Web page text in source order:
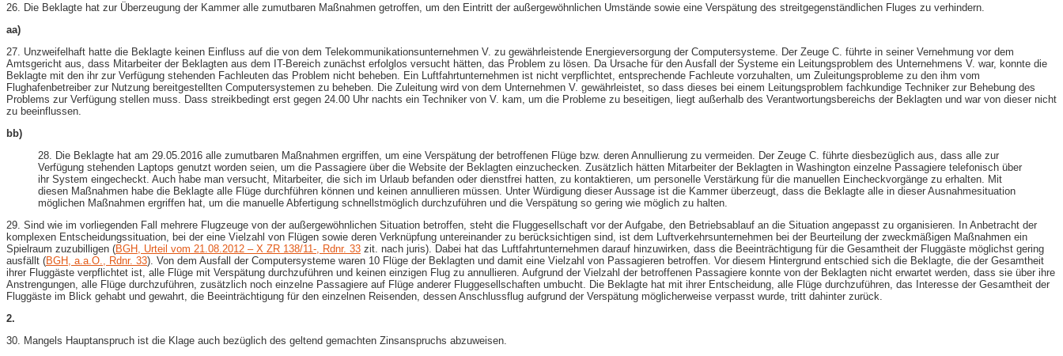
26. Die Beklagte hat zur Überzeugung der Kammer alle zumutbaren Maßnahmen getroffen, um den Eintritt der außergewöhnlichen Umstände sowie eine Verspätung des streitgegenständlichen Fluges zu verhindern.
aa)
27. Unzweifelhaft hatte die Beklagte keinen Einfluss auf die von dem Telekommunikationsunternehmen V. zu gewährleistende Energieversorgung der Computersysteme. Der Zeuge C. führte in seiner Vernehmung vor dem
Amtsgericht aus, dass Mitarbeiter der Beklagten aus dem IT-​Bereich zunächst erfolglos versucht hätten, das Problem zu lösen. Da Ursache für den Ausfall der Systeme ein Leitungsproblem des Unternehmens V. war, konnte die
Beklagte mit den ihr zur Verfügung stehenden Fachleuten das Problem nicht beheben. Ein Luftfahrtunternehmen ist nicht verpflichtet, entsprechende Fachleute vorzuhalten, um Zuleitungsprobleme zu den ihm vom
Flughafenbetreiber zur Nutzung bereitgestellten Computersystemen zu beheben. Die Zuleitung wird von dem Unternehmen V. gewährleistet, so dass dieses bei einem Leitungsproblem fachkundige Techniker zur Behebung des
Problems zur Verfügung stellen muss. Dass streikbedingt erst gegen 24.00 Uhr nachts ein Techniker von V. kam, um die Probleme zu beseitigen, liegt außerhalb des Verantwortungsbereichs der Beklagten und war von dieser nicht
zu beeinflussen.
bb)
28. Die Beklagte hat am 29.05.2016 alle zumutbaren Maßnahmen ergriffen, um eine Verspätung der betroffenen Flüge bzw. deren Annullierung zu vermeiden. Der Zeuge C. führte diesbezüglich aus, dass alle zur
Verfügung stehenden Laptops genutzt worden seien, um die Passagiere über die Website der Beklagten einzuchecken. Zusätzlich hätten Mitarbeiter der Beklagten in Washington einzelne Passagiere telefonisch über
ihr System eingecheckt. Auch habe man versucht, Mitarbeiter, die sich im Urlaub befanden oder dienstfrei hatten, zu kontaktieren, um personelle Verstärkung für die manuellen Eincheckvorgänge zu erhalten. Mit
diesen Maßnahmen habe die Beklagte alle Flüge durchführen können und keinen annullieren müssen. Unter Würdigung dieser Aussage ist die Kammer überzeugt, dass die Beklagte alle in dieser Ausnahmesituation
möglichen Maßnahmen ergriffen hat, um die manuelle Abfertigung schnellstmöglich durchzuführen und die Verspätung so gering wie möglich zu halten.
29. Sind wie im vorliegenden Fall mehrere Flugzeuge von der außergewöhnlichen Situation betroffen, steht die Fluggesellschaft vor der Aufgabe, den Betriebsablauf an die Situation angepasst zu organisieren. In Anbetracht der
komplexen Entscheidungssituation, bei der eine Vielzahl von Flügen sowie deren Verknüpfung untereinander zu berücksichtigen sind, ist dem Luftverkehrsunternehmen bei der Beurteilung der zweckmäßigen Maßnahmen ein
Spielraum zuzubilligen (BGH, Urteil vom 21.08.2012 – X ZR 138/11-​, Rdnr. 33 zit. nach juris). Dabei hat das Luftfahrtunternehmen darauf hinzuwirken, dass die Beeinträchtigung für die Gesamtheit der Fluggäste möglichst gering
ausfällt (BGH, a.a.O., Rdnr. 33). Von dem Ausfall der Computersysteme waren 10 Flüge der Beklagten und damit eine Vielzahl von Passagieren betroffen. Vor diesem Hintergrund entschied sich die Beklagte, die der Gesamtheit
ihrer Fluggäste verpflichtet ist, alle Flüge mit Verspätung durchzuführen und keinen einzigen Flug zu annullieren. Aufgrund der Vielzahl der betroffenen Passagiere konnte von der Beklagten nicht erwartet werden, dass sie über ihre
Anstrengungen, alle Flüge durchzuführen, zusätzlich noch einzelne Passagiere auf Flüge anderer Fluggesellschaften umbucht. Die Beklagte hat mit ihrer Entscheidung, alle Flüge durchzuführen, das Interesse der Gesamtheit der
Fluggäste im Blick gehabt und gewahrt, die Beeinträchtigung für den einzelnen Reisenden, dessen Anschlussflug aufgrund der Verspätung möglicherweise verpasst wurde, tritt dahinter zurück.
2.
30. Mangels Hauptanspruch ist die Klage auch bezüglich des geltend gemachten Zinsanspruchs abzuweisen.